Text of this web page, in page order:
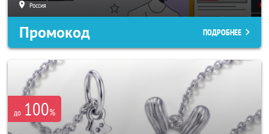
Россия
Промокод ПОДРОБНЕЕ
до 100%